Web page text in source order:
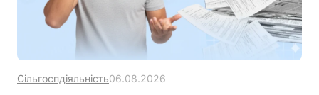
Сільгоспдіяльність06.08.2026